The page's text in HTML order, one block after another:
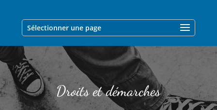
Sélectionner une page
Droits et démarches